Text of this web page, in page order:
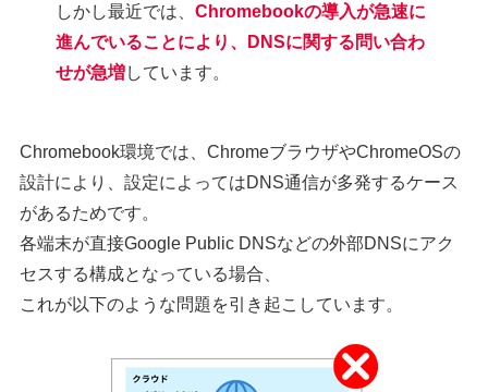
しかし最近では、Chromebookの導入が急速に
進んでいることにより、DNSに関する問い合わ
せが急増しています。
Chromebook環境では、ChromeブラウザやChromeOSの
設計により、設定によってはDNS通信が多発するケース
があるためです。
各端末が直接Google Public DNSなどの外部DNSにアク
セスする構成となっている場合、
これが以下のような問題を引き起こしています。